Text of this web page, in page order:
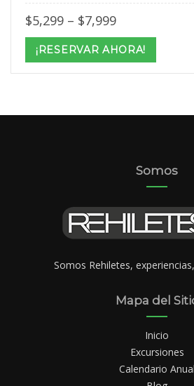
$5,299 – $7,999Price
$5,299
through
$7,999
¡RESERVAR AHORA!
Somos
Somos Rehiletes,
Mapa del
Inicio
Excursiones
Calendario Anual